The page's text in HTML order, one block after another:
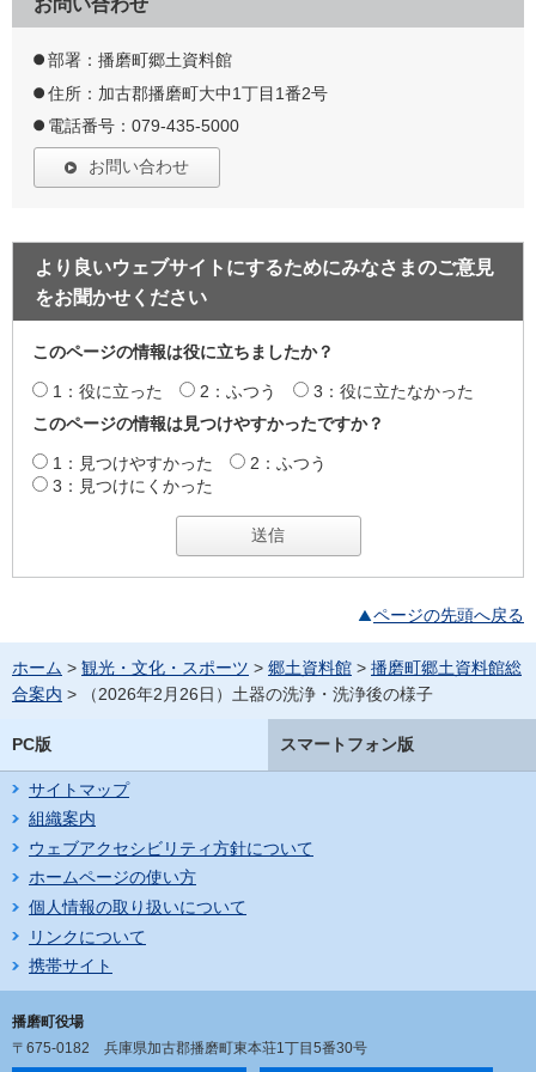
お問い合わせ
部署：播磨町郷土資料館
住所：加古郡播磨町大中1丁目1番2号
電話番号：079-435-5000
お問い合わせ
より良いウェブサイトにするためにみなさまのご意見
をお聞かせください
このページの情報は役に立ちましたか？
1：役に立った 2：ふつう
3：役に立たなかった
このページの情報は見つけやすかったですか？
1：見つけやすかった
2：ふつう
3：見つけにくかった
ページの先頭へ戻る
ホーム > 観光・文化・スポーツ > 郷土資料館 > 播磨町郷土資料館総
合案内 > （2026年2月26日）土器の洗浄・洗浄後の様子
PC版 スマートフォン版
サイトマップ
組織案内
ウェブアクセシビリティ方針について
ホームページの使い方
個人情報の取り扱いについて
リンクについて
携帯サイト
播磨町役場
〒675-0182 兵庫県加古郡播磨町東本荘1丁目5番30号